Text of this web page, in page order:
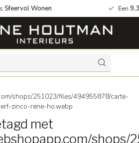
Sfeervol Wonen Een
shops/251023/files/494955878/carte-
zinco-rene-ho.webp
met